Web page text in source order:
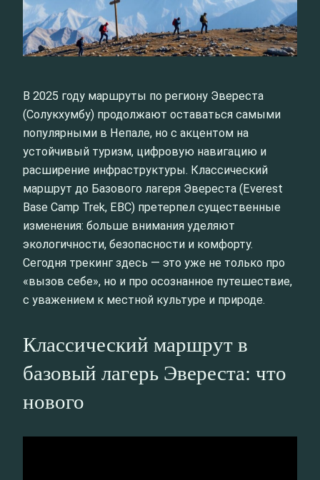
В 2025 году маршруты по региону Эвереста
(Солукхумбу) продолжают оставаться самыми
популярными в Непале, но с акцентом на
устойчивый туризм, цифровую навигацию и
расширение инфраструктуры. Классический
маршрут до Базового лагеря Эвереста (Everest
Base Camp Trek, EBC) претерпел существенные
изменения: больше внимания уделяют
экологичности, безопасности и комфорту.
Сегодня трекинг здесь — это уже не только про
«вызов себе», но и про осознанное путешествие,
с уважением к местной культуре и природе.
Классический маршрут в
базовый лагерь Эвереста: что
нового